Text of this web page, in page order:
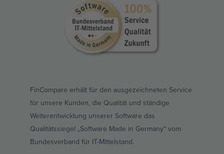
FinCompare erhält für den ausgezeichneten Service
für unsere Kunden, die Qualität und ständige
Weiterentwicklung unserer Software das
Qualitätssiegel „Software Made in Germany“ vom
Bundesverband für IT-Mittelstand.